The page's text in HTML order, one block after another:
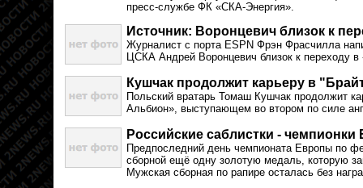
пресс-службе ФК «СКА-Энергия».
Источник: Воронцевич близок к
Журналист с порта ESPN Фрэн Фрасчилла
ЦСКА Андрей Воронцевич близок к переходу
Кушчак продолжит карьеру в
Польский вратарь Томаш Кушчак продолжит
Альбион», выступающем во втором по силе
Российские саблистки -
Предпоследний день чемпионата Европы по
сборной ещё одну золотую медаль, которую
Мужская сборная по рапире осталась без